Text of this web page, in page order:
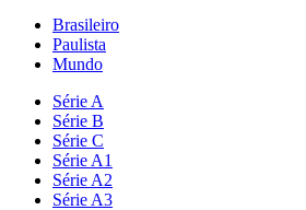
Brasileiro
Paulista
Mundo
Série A
Série B
Série C
Série A1
Série A2
Série A3